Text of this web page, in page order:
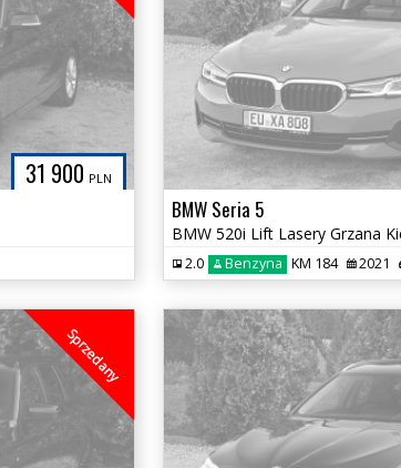
31 900 PLN
BMW Seria 5
2.0 Benzyna KM 184 2021
Sprzedany